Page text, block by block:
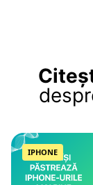
IPHONE